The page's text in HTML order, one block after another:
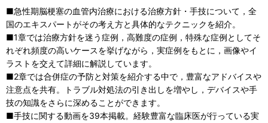
■急性期脳梗塞の血管内治療における治療方針・手技について，全
国のエキスパートがその考え方と具体的なテクニックを紹介。
■1章では治療方針を迷う症例，高難度の症例，特殊な症例としてそ
れぞれ頻度の高いケースを挙げながら，実症例をもとに，画像やイ
ラストを交えて詳細に解説しています。
■2章では合併症の予防と対策を紹介する中で，豊富なアドバイスや
注意点を共有。トラブル対処法の引き出しを増やし，デバイスや手
技の知識をさらに深めることができます。
■手技に関する動画を39本掲載。経験豊富な臨床医が行っている実